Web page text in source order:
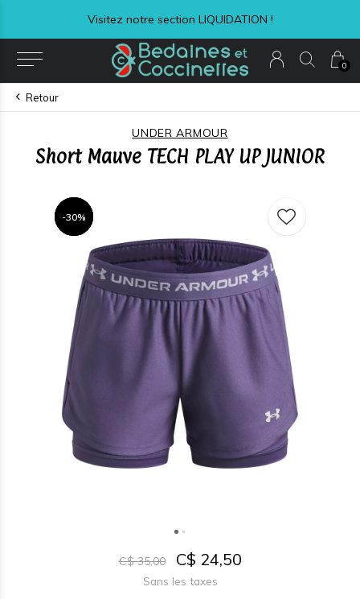
0
Visitez notre section LIQUIDATION !
Retour
UNDER ARMOUR
Short Mauve TECH PLAY UP JUNIOR
-30%
-30%
-30%
C$ 35,00 C$ 24,50
Sans les taxes